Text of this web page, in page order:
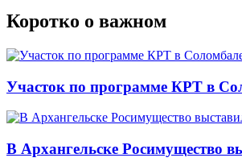
Коротко о важном
Участок по программе КРТ в
В Архангельске Росимущество